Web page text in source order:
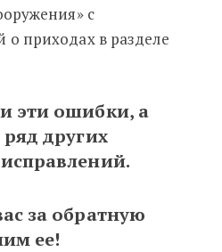
с
приходах в разделе
эти ошибки, а
других
за обратную
ее!